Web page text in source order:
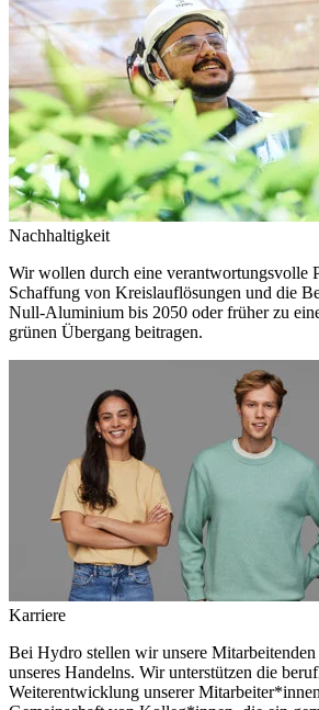
Nachhaltigkeit
Wir wollen durch eine verantwortungsvolle
Schaffung von Kreislauflösungen und die
Null-Aluminium bis 2050 oder früher zu
grünen Übergang beitragen.
Karriere
Bei Hydro stellen wir unsere
unseres Handelns. Wir unterstützen die
Weiterentwicklung unserer